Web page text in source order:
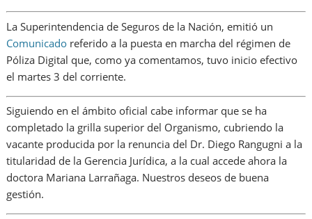
La Superintendencia de Seguros de la Nación, emitió un
Comunicado referido a la puesta en marcha del régimen de
Póliza Digital que, como ya comentamos, tuvo inicio efectivo
el martes 3 del corriente.
Siguiendo en el ámbito oficial cabe informar que se ha
completado la grilla superior del Organismo, cubriendo la
vacante producida por la renuncia del Dr. Diego Rangugni a la
titularidad de la Gerencia Jurídica, a la cual accede ahora la
doctora Mariana Larrañaga. Nuestros deseos de buena
gestión.